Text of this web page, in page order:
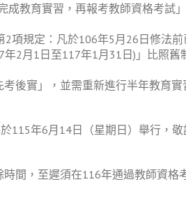
成教育實習，再報考教師資格考試
項規定：凡於106年5月26日修法
2月1日至117年1月31日)」比照舊
後實」，並需重新進行半年教育實
115年6月14日（星期日）舉行，
間，至遲須在116年通過教師資格